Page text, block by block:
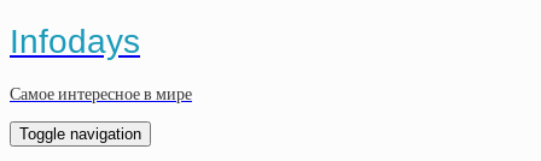
Infodays
Самое интересное в мире
Toggle navigation